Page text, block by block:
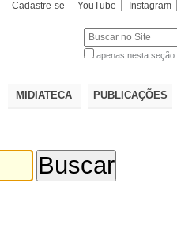
Cadastre-se YouTube Instagram
apenas nesta seção
MIDIATECA PUBLICAÇÕES